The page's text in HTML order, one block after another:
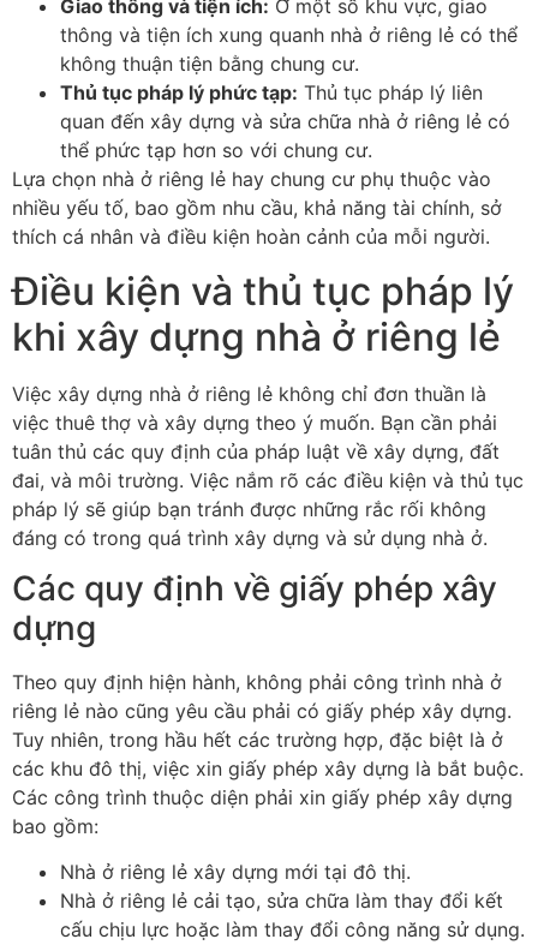
Giao thông và tiện ích: Ở một số khu vực, giao
thông và tiện ích xung quanh nhà ở riêng lẻ có thể
không thuận tiện bằng chung cư.
Thủ tục pháp lý phức tạp: Thủ tục pháp lý liên
quan đến xây dựng và sửa chữa nhà ở riêng lẻ có
thể phức tạp hơn so với chung cư.
Lựa chọn nhà ở riêng lẻ hay chung cư phụ thuộc vào
nhiều yếu tố, bao gồm nhu cầu, khả năng tài chính, sở
thích cá nhân và điều kiện hoàn cảnh của mỗi người.
Điều kiện và thủ tục pháp lý
khi xây dựng nhà ở riêng lẻ
Việc xây dựng nhà ở riêng lẻ không chỉ đơn thuần là
việc thuê thợ và xây dựng theo ý muốn. Bạn cần phải
tuân thủ các quy định của pháp luật về xây dựng, đất
đai, và môi trường. Việc nắm rõ các điều kiện và thủ tục
pháp lý sẽ giúp bạn tránh được những rắc rối không
đáng có trong quá trình xây dựng và sử dụng nhà ở.
Các quy định về giấy phép xây
dựng
Theo quy định hiện hành, không phải công trình nhà ở
riêng lẻ nào cũng yêu cầu phải có giấy phép xây dựng.
Tuy nhiên, trong hầu hết các trường hợp, đặc biệt là ở
các khu đô thị, việc xin giấy phép xây dựng là bắt buộc.
Các công trình thuộc diện phải xin giấy phép xây dựng
bao gồm:
Nhà ở riêng lẻ xây dựng mới tại đô thị.
Nhà ở riêng lẻ cải tạo, sửa chữa làm thay đổi kết
cấu chịu lực hoặc làm thay đổi công năng sử dụng.